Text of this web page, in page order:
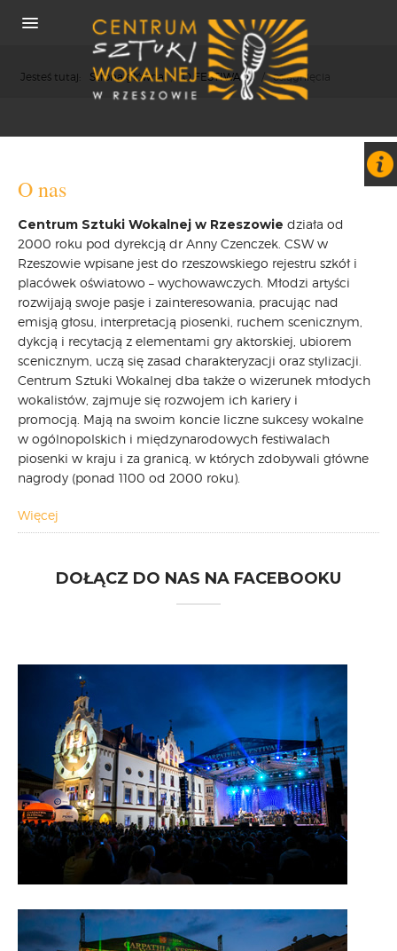
REKRUTACJA
OSIĄGNIĘCIA
KONCERTY
PRASA
POLITYKA COOKIES
RODO
REKRUTACJA
FESTIWALE
CARPATHIA FESTIVAL
FESTIWAL PATRIOTYCZNY
WYDARZENIA
PŁYTY CD
MULTIMEDIA
GALERIA
Jesteś tutaj: Strona główna / O FESTIWALU / osiągnięcia
O nas
Centrum Sztuki Wokalnej w Rzeszowie działa od
2000 roku pod dyrekcją dr Anny Czenczek. CSW w
Rzeszowie wpisane jest do rzeszowskiego rejestru szkół i
placówek oświatowo – wychowawczych. Młodzi artyści
rozwijają swoje pasje i zainteresowania, pracując nad
emisją głosu, interpretacją piosenki, ruchem scenicznym,
dykcją i recytacją z elementami gry aktorskiej, ubiorem
scenicznym, uczą się zasad charakteryzacji oraz stylizacji.
Centrum Sztuki Wokalnej dba także o wizerunek młodych
wokalistów, zajmuje się rozwojem ich kariery i
promocją. Mają na swoim koncie liczne sukcesy wokalne
w ogólnopolskich i międzynarodowych festiwalach
piosenki w kraju i za granicą, w których zdobywali główne
nagrody (ponad 1100 od 2000 roku).
Więcej
DOŁĄCZ DO NAS NA FACEBOOKU